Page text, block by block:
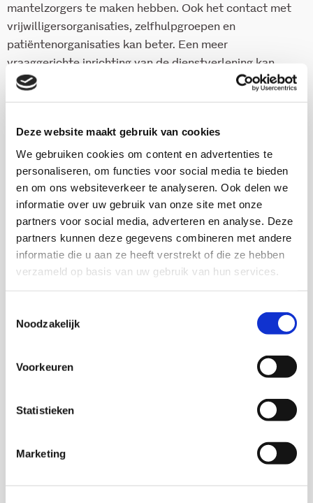
Deze website maakt gebruik van cookies
We gebruiken cookies om content en advertenties te
personaliseren, om functies voor social media te bieden
en om ons websiteverkeer te analyseren. Ook delen we
informatie over uw gebruik van onze site met onze
partners voor social media, adverteren en analyse. Deze
partners kunnen deze gegevens combineren met andere
informatie die u aan ze heeft verstrekt of die ze hebben
verzameld op basis van uw gebruik van hun services.
Noodzakelijk
Voorkeuren
Statistieken
Marketing
mantelzorgers te maken hebben. Ook het contact met
vrijwilligersorganisaties, zelfhulpgroepen en
patiëntenorganisaties kan beter. Een meer
vraaggerichte inrichting van de dienstverlening kan
bijdragen aan een groter bereik van de mantelzorgers
Download deze publicatie
Onderzoekers
Senior onderzoeker
Dick Oudenampsen
Freek Hermens
Anna Jansma